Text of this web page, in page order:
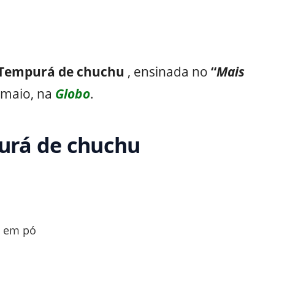
de chuchu , ensinada no “Mais
na Globo.
de chuchu
pó